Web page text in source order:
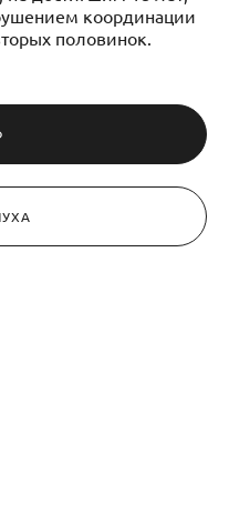
координации
половинок.